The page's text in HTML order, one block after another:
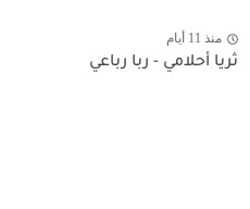
منذ 11 أيام
ثريا أحلامي - ربا رباعي